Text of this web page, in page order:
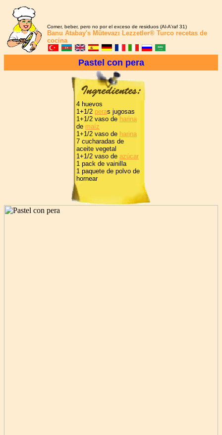
Comer, beber, pero no por el exceso de residuos (Al-A'raf 31)
Banu Atabay's Mütevazı Lezzetler® Turco recetas de
cocina
Pastel con pera
4 huevos
1+1/2 peras jugosas
1+1/2 vaso de harina
de maíz
1+1/2 vaso de harina
7 cucharadas de
aceite vegetal
1+1/2 vaso de azúcar
1 pack de vainilla
1 paquete de polvo de
hornear